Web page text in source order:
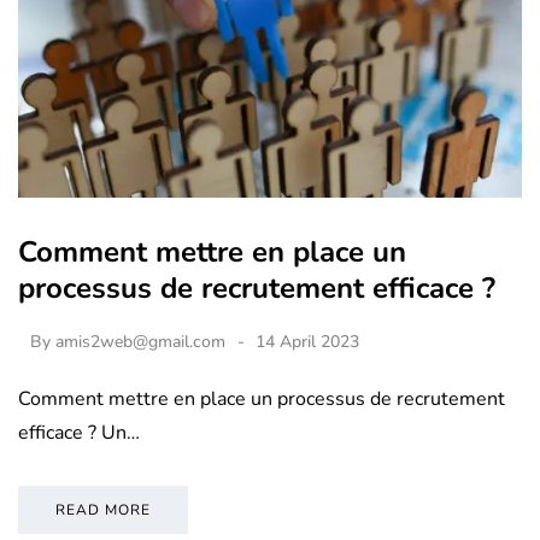
Comment mettre en place un
processus de recrutement efficace ?
By amis2web@gmail.com 14 April 2023
Comment mettre en place un processus de recrutement
efficace ? Un…
READ MORE